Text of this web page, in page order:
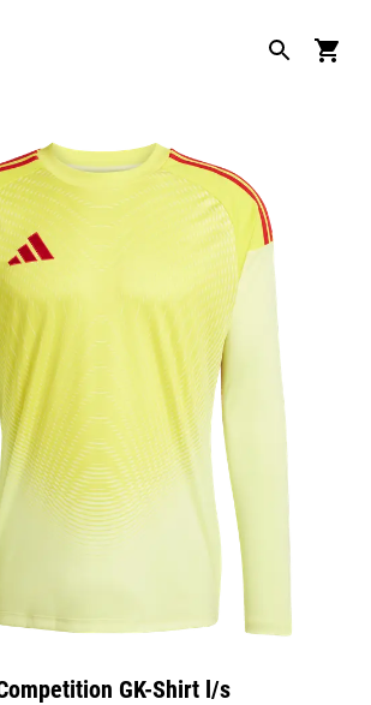
GK-Shirt l/s